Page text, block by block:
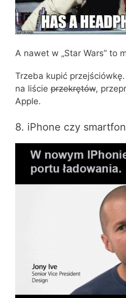
A nawet w „Star Wars” to
Trzeba kupić
na liście przekrętów,
Apple.
8. iPhone czy